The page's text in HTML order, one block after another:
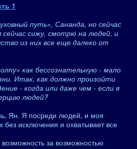
1
путь», Сананда, но сейчас
сейчас сижу, смотрю на людей, и
из них все еще далеко от
как бессознательную - мало
Итак, как должно произойти
- когда или даже чем - если я
людей?
Ян. Я посреди людей, и моя
без исключения и охватывает все
за возможностью